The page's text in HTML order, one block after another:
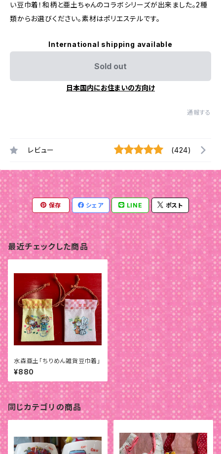
い豆巾着！和柄と亜土ちゃんのコラボシリーズが出来ました。2種
類からお選びください。素材はポリエステルです。
International shipping available
Sold out
日本国内にお住まいの方向け
通報する
レビュー (424)
保存 シェア LINE ポスト
最近チェックした商品
水森亜土「ちりめん雑貨豆巾着」
¥880
同じカテゴリの商品